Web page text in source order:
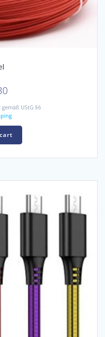
UStG §6